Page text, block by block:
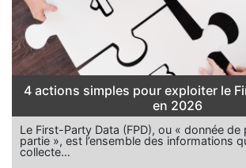
4 actions simples pour exploiter le
en 2026
Le First-Party Data (FPD), ou « donnée de
partie », est l’ensemble des informations
collecte…